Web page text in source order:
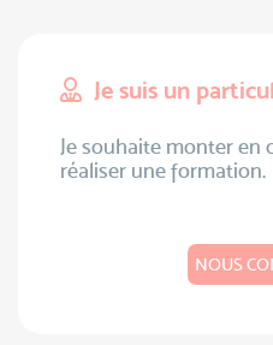
Je suis un
Je souhaite monter en
réaliser une formation.
NOUS